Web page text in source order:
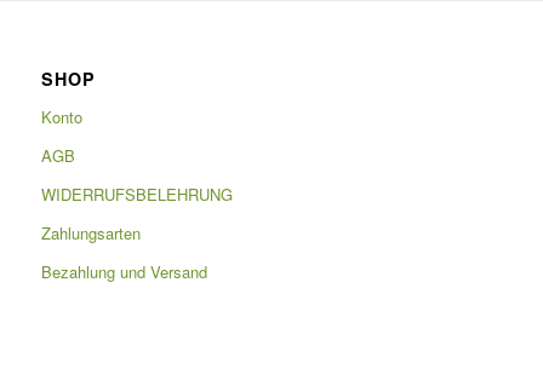
SHOP
Konto
AGB
WIDERRUFSBELEHRUNG
Zahlungsarten
Bezahlung und Versand